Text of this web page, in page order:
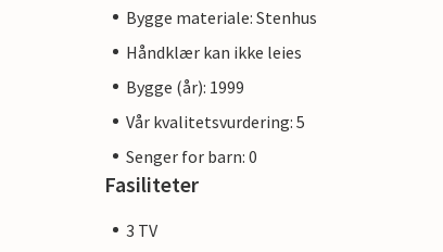
Bygge materiale: Stenhus
Håndklær kan ikke leies
Bygge (år): 1999
Vår kvalitetsvurdering: 5
Senger for barn: 0
Fasiliteter
3 TV